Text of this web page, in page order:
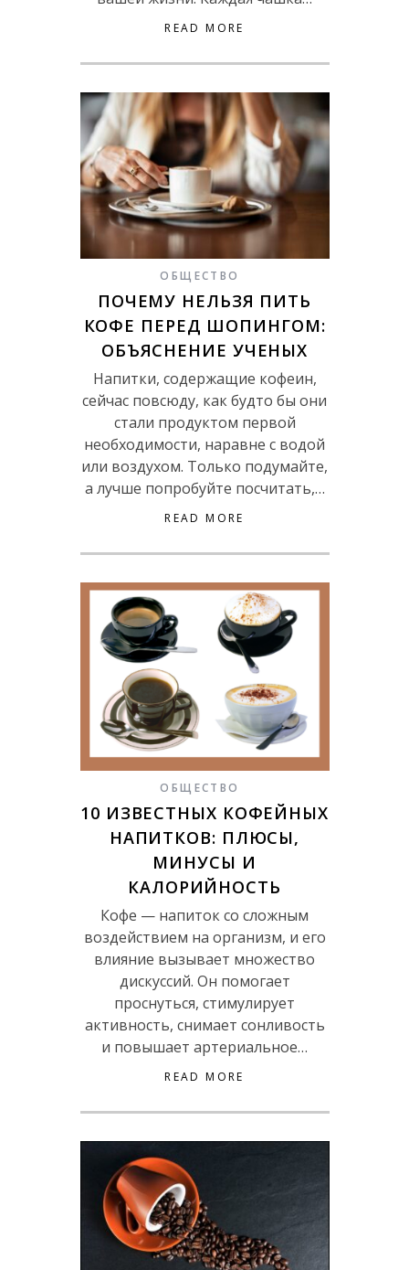
READ MORE
ОБЩЕСТВО
ПОЧЕМУ НЕЛЬЗЯ ПИТЬ
КОФЕ ПЕРЕД ШОПИНГОМ:
ОБЪЯСНЕНИЕ УЧЕНЫХ
Напитки, содержащие кофеин,
сейчас повсюду, как будто бы они
стали продуктом первой
необходимости, наравне с водой
или воздухом. Только подумайте,
а лучше попробуйте посчитать,…
READ MORE
ОБЩЕСТВО
10 ИЗВЕСТНЫХ КОФЕЙНЫХ
НАПИТКОВ: ПЛЮСЫ,
МИНУСЫ И
КАЛОРИЙНОСТЬ
Кофе — напиток со сложным
воздействием на организм, и его
влияние вызывает множество
дискуссий. Он помогает
проснуться, стимулирует
активность, снимает сонливость
и повышает артериальное…
READ MORE